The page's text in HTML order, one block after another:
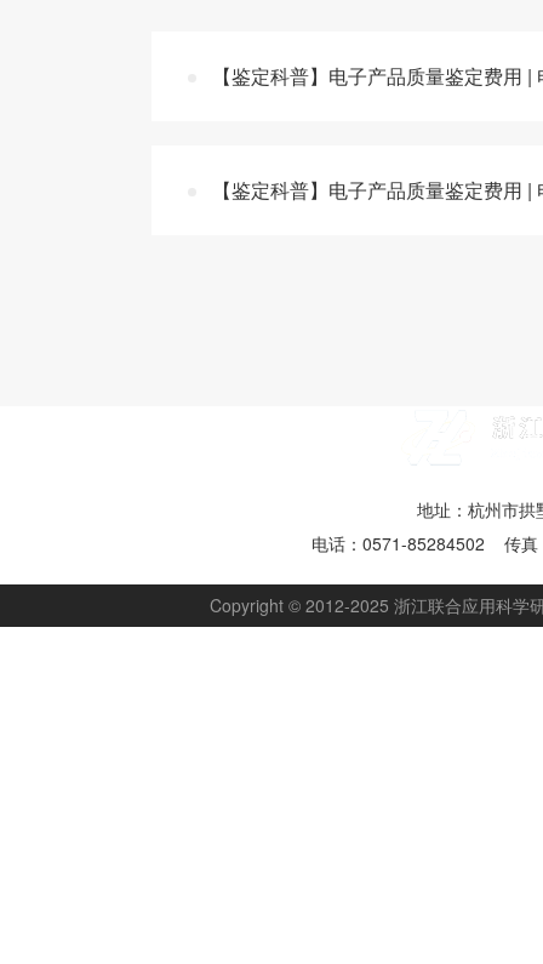
【鉴定科普】电子产品质量鉴定费用
【鉴定科普】电子产品质量鉴定费用
地址：杭州市拱
电话：0571-85284502 传
Copyright © 2012-2025 浙江联合应用科